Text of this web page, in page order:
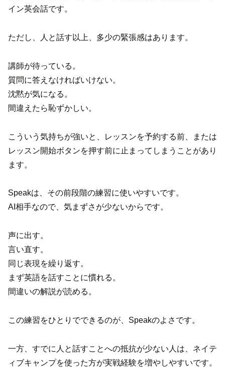
イン英会話です。
ただし、人と話す以上、多少の緊張感はあります。
講師が待っている。
質問に答えなければいけない。
沈黙が気になる。
間違えたら恥ずかしい。
こういう気持ちが強いと、レッスンを予約する前、または
レッスン開始ボタンを押す前に止まってしまうことがあり
ます。
Speakは、その前段階の練習に使いやすいです。
AI相手なので、気まずさが少ないからです。
声に出す。
言い直す。
同じ表現を繰り返す。
まず英語を話すことに慣れる。
間違いの解説が読める。
この練習をひとりでできるのが、Speakのよさです。
一方、すでに人と話すことへの抵抗が少ない人は、ネイテ
ィブキャンプを使った方が実戦経験を増やしやすいです。